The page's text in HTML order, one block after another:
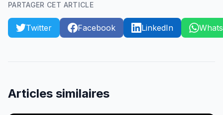
PARTAGER CET ARTICLE
Twitter Facebook LinkedIn
Articles similaires